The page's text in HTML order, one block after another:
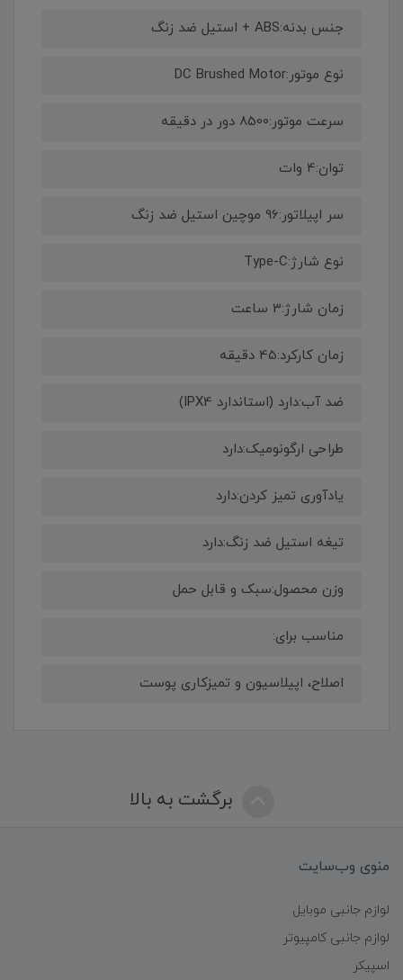
جنس بدنه:ABS + استیل ضد زنگ
نوع موتور:DC Brushed Motor
سرعت موتور:8500 دور در دقیقه
توان:4 وات
سر اپیلاتور:96 موچین استیل ضد زنگ
نوع شارژ:Type-C
زمان شارژ:3 ساعت
زمان کارکرد:45 دقیقه
ضد آب:دارد (استاندارد IPX4)
طراحی ارگونومیک:دارد
یادآوری تمیز کردن:دارد
تیغه استیل ضد زنگ:دارد
وزن محصول:سبک و قابل حمل
مناسب برای:
اصلاح، اپیلاسیون و تمیزکاری پوست
برگشت به بالا
منوی وب‌سایت
لوازم جانبی موبایل
لوازم جانبی کامپیوتر
اسپیکر